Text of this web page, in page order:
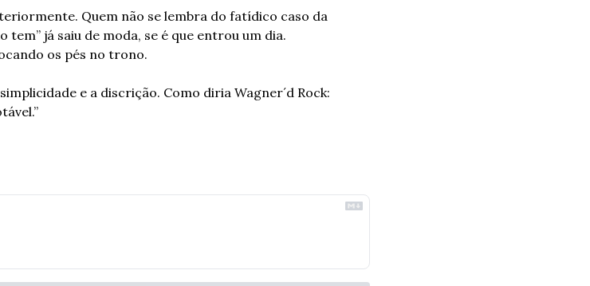
Quem não se lembra do fatídico caso da
tem” já saiu de moda, se é que entrou um dia.
os pés no trono.
e a discrição. Como diria Wagner´d Rock: